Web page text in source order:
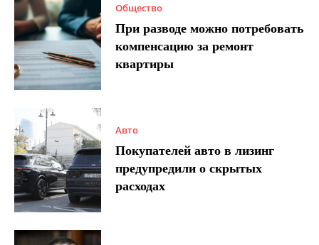
Общество
При разводе можно потребовать
компенсацию за ремонт
квартиры
Авто
Покупателей авто в лизинг
предупредили о скрытых
расходах